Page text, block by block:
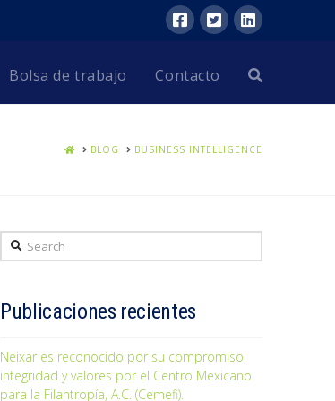
Bolsa de trabajo Contacto
HOME
BLOG BUSINESS INTELLIGENCE
Search
Publicaciones recientes
Neixar es reconocido por su compromiso,
integridad y valores por el Centro Mexicano
para la Filantropía, A.C. (Cemefi).